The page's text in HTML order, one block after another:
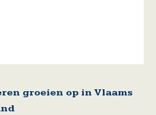
groeien op in Vlaams